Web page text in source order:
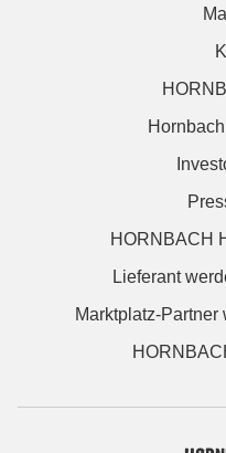
HORNBACH
Lieferant
Marktplatz-